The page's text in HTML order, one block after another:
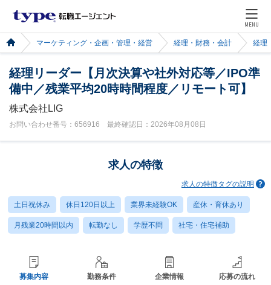
MENU
マーケティング・企画・管理・経営 経理・財務・会計 経理
経理リーダー【月次決算や社外対応等／IPO準
備中／残業平均20時時間程度／リモート可】
株式会社LIG
お問い合わせ番号：656916 最終確認日：2026年08月08日
求人の特徴
求人の特徴タグの説明
土日祝休み 休日120日以上 業界未経験OK 産休・育休あり
月残業20時間以内 転勤なし 学歴不問 社宅・住宅補助
募集内容 勤務条件 企業情報 応募の流れ